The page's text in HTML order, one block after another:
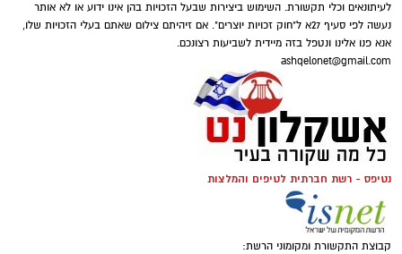
לעיתונאים וכלי תקשורת. השימוש ביצירות שבעל הזכויות בהן אינו ידוע או לא אותר
נעשה לפי סעיף 27א ל"חוק זכויות יוצרים". אם זיהיתם צילום שאתם בעלי הזכויות שלו,
אנא פנו אלינו ונטפל בזה מיידית לשביעות רצונכם.
ashqelonet@gmail.com
נטיפס - רשת חברתית לטיפים והמלצות
קבוצת התקשורת ומקומוני הרשת: